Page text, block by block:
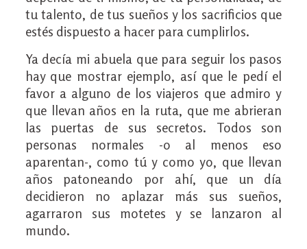
tu talento, de tus sueños y los sacrificios que
estés dispuesto a hacer para cumplirlos.
Ya decía mi abuela que para seguir los pasos
hay que mostrar ejemplo, así que le pedí el
favor a alguno de los viajeros que admiro y
que llevan años en la ruta, que me abrieran
las puertas de sus secretos. Todos son
personas normales -o al menos eso
aparentan-, como tú y como yo, que llevan
años patoneando por ahí, que un día
decidieron no aplazar más sus sueños,
agarraron sus motetes y se lanzaron al
mundo.